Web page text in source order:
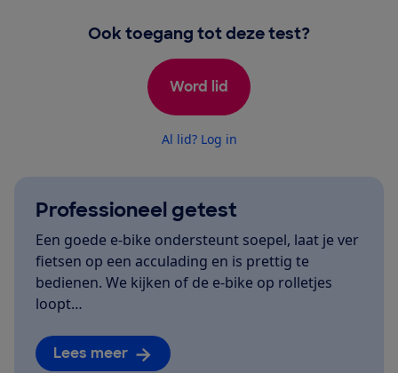
Ook toegang tot deze test?
Word lid
Al lid? Log in
Professioneel getest
Een goede e-bike ondersteunt soepel, laat je ver
fietsen op een acculading en is prettig te
bedienen. We kijken of de e-bike op rolletjes
loopt…
Lees meer